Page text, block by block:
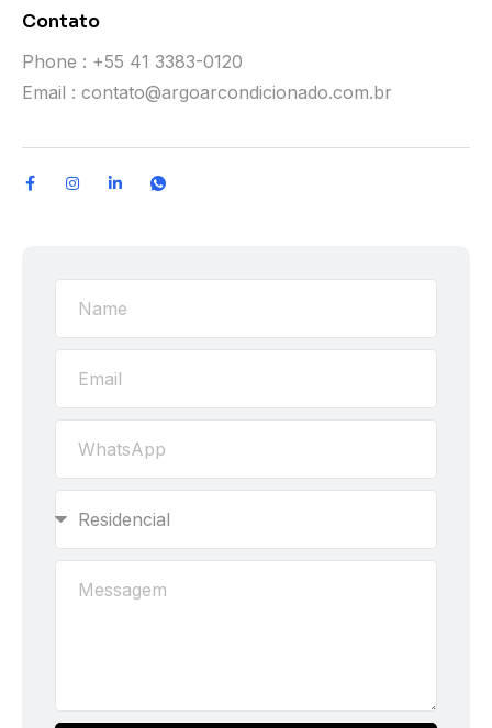
Contato
Phone : +55 41 3383-0120
Email : contato@argoarcondicionado.com.br